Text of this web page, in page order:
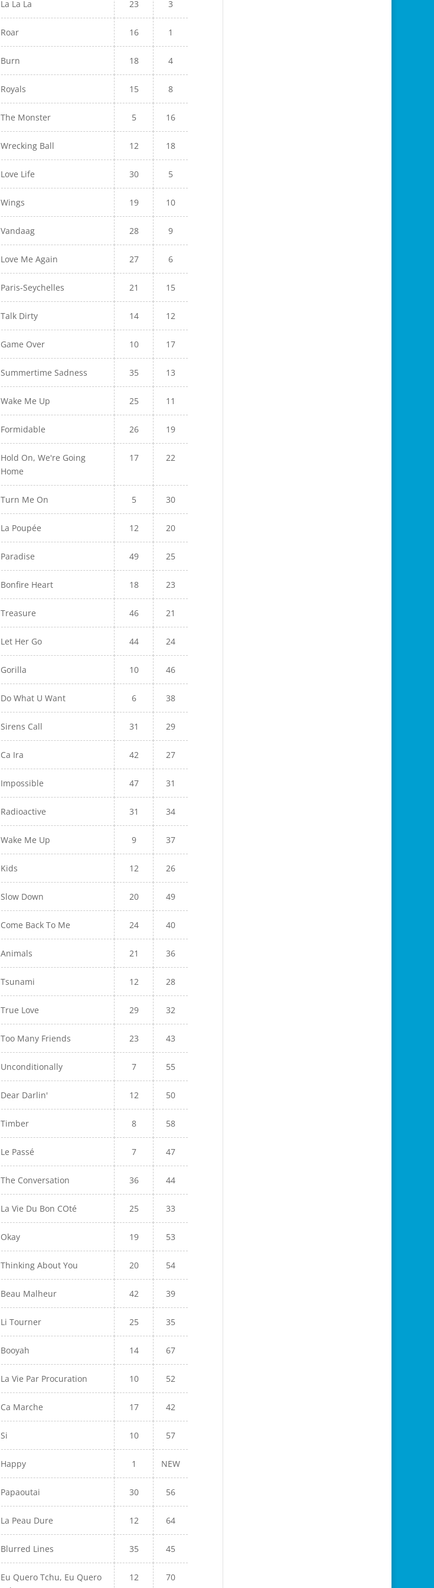
La La La 23 3
Roar 16 1
Burn 18 4
Royals 15 8
The Monster 5 16
Wrecking Ball 12 18
Love Life 30 5
Wings 19 10
Vandaag 28 9
Love Me Again 27 6
Paris-Seychelles 21 15
Talk Dirty 14 12
Game Over 10 17
Summertime Sadness 35 13
Wake Me Up 25 11
Formidable 26 19
Hold On, We're Going
Home
17 22
Turn Me On 5 30
La Poupée 12 20
Paradise 49 25
Bonfire Heart 18 23
Treasure 46 21
Let Her Go 44 24
Gorilla 10 46
Do What U Want 6 38
Sirens Call 31 29
Ca Ira 42 27
Impossible 47 31
Radioactive 31 34
Wake Me Up 9 37
Kids 12 26
Slow Down 20 49
Come Back To Me 24 40
Animals 21 36
Tsunami 12 28
True Love 29 32
Too Many Friends 23 43
Unconditionally 7 55
Dear Darlin' 12 50
Timber 8 58
Le Passé 7 47
The Conversation 36 44
La Vie Du Bon COté 25 33
Okay 19 53
Thinking About You 20 54
Beau Malheur 42 39
Li Tourner 25 35
Booyah 14 67
La Vie Par Procuration 10 52
Ca Marche 17 42
Si 10 57
Happy 1 NEW
Papaoutai 30 56
La Peau Dure 12 64
Blurred Lines 35 45
Eu Quero Tchu, Eu Quero
12 70